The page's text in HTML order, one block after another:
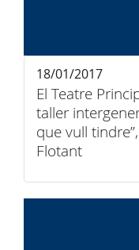
El Teatre
taller
que vull
Flotant
18/01/2017